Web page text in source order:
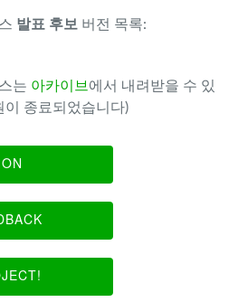
발표 후보 버전 목록:
는 아카이브 에서 내려받을 수 있
이 종료되었습니다)